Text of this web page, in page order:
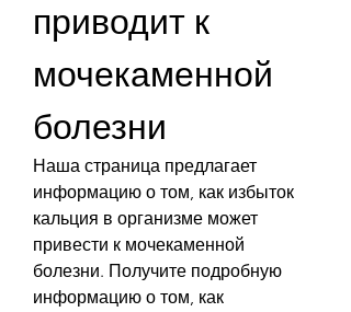
приводит к
мочекаменной
болезни
Наша страница предлагает
информацию о том, как избыток
кальция в организме может
привести к мочекаменной
болезни. Получите подробную
информацию о том, как